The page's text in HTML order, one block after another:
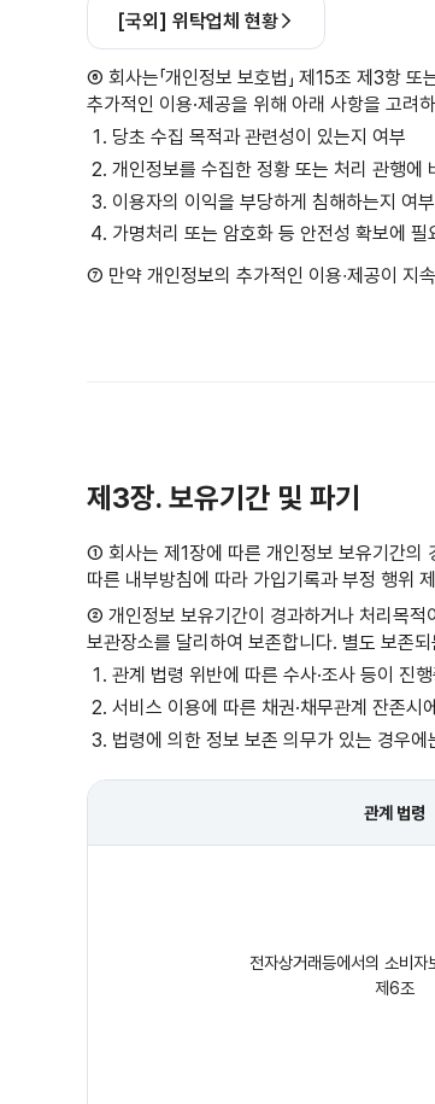
[국외] 위탁업체 현황
⑥ 회사는「개인정보 보호법」 제15조 제3항
추가적인 이용·제공을 위해 아래 사항을 고려
당초 수집 목적과 관련성이 있는지 여부
개인정보를 수집한 정황 또는 처리 관행에
이용자의 이익을 부당하게 침해하는지 여부
가명처리 또는 암호화 등 안전성 확보에
⑦ 만약 개인정보의 추가적인 이용∙제공이 지
제3장. 보유기간 및 파기
① 회사는 제1장에 따른 개인정보 보유기간의
따른 내부방침에 따라 가입기록과 부정 행위
② 개인정보 보유기간이 경과하거나 처리목적
보관장소를 달리하여 보존합니다. 별도 보존
관계 법령 위반에 따른 수사·조사 등이 진
서비스 이용에 따른 채권·채무관계 잔존시
법령에 의한 정보 보존 의무가 있는 경우
관계 법령
전자상거래등에서의 소비자
제6조